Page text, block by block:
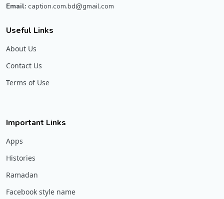
Email: caption.com.bd@gmail.com
Useful Links
About Us
Contact Us
Terms of Use
Important Links
Apps
Histories
Ramadan
Facebook style name